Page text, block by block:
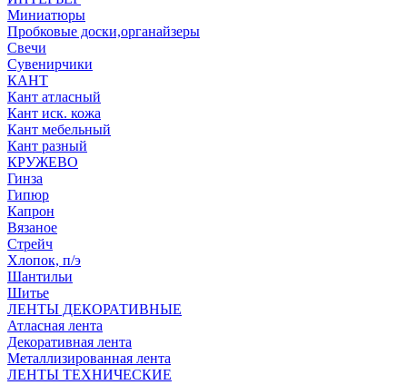
Миниатюры
Пробковые доски,органайзеры
Свечи
Сувенирчики
КАНТ
Кант атласный
Кант иск. кожа
Кант мебельный
Кант разный
КРУЖЕВО
Гинза
Гипюр
Капрон
Вязаное
Стрейч
Хлопок, п/э
Шантильи
Шитье
ЛЕНТЫ ДЕКОРАТИВНЫЕ
Атласная лента
Декоративная лента
Металлизированная лента
ЛЕНТЫ ТЕХНИЧЕСКИЕ